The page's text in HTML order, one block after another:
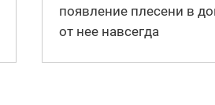
появление плесени в
от нее навсегда